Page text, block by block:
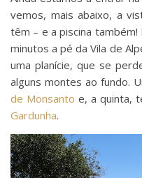
vemos, mais abaixo, a
têm – e a piscina também!
minutos a pé da Vila de
uma planície, que se
alguns montes ao fundo.
de Monsanto e, a quinta,
Gardunha.